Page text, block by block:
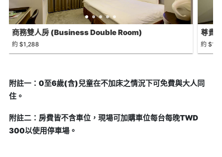
商務雙人房 (Business Double Room)
約 $1,288
尊貴
約
附註一：0至6歲(含)兒童在不加床之情況下可免費與大人同
住。
附註二：房費皆不含車位，現場可加購車位每台每晚TWD
300以使用停車場。